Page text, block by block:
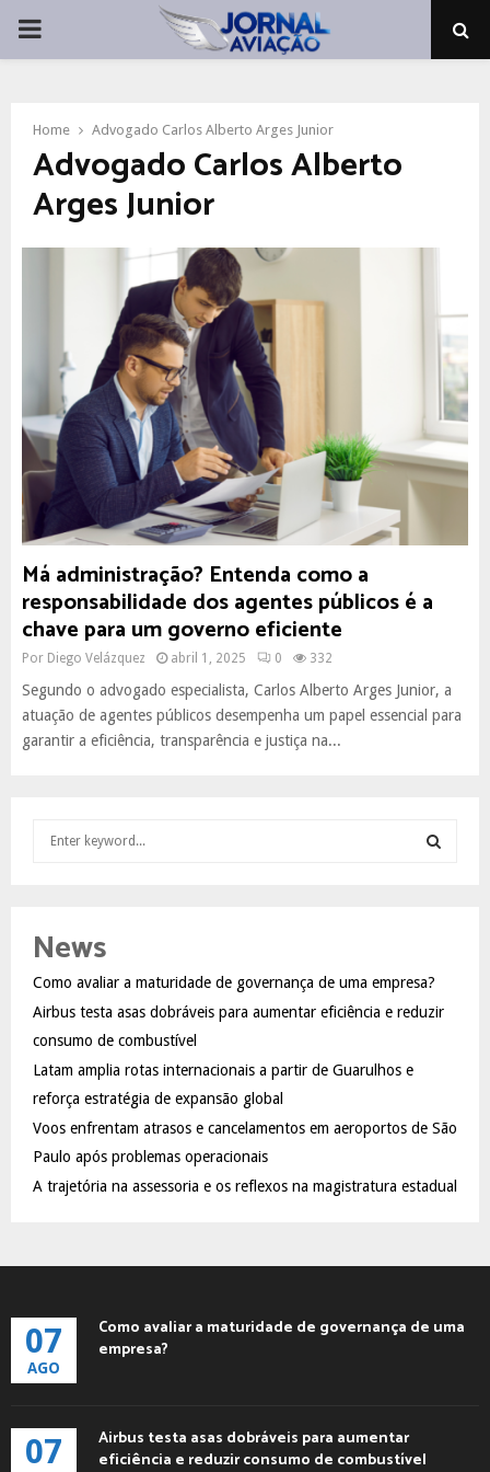
PRIMARY
Home Advogado Carlos Alberto Arges Junior
Advogado Carlos Alberto
Arges Junior
Má administração? Entenda como a
responsabilidade dos agentes públicos é a
chave para um governo eficiente
Por Diego Velázquez abril 1, 2025 0 332
Segundo o advogado especialista, Carlos Alberto Arges Junior, a
atuação de agentes públicos desempenha um papel essencial para
garantir a eficiência, transparência e justiça na...
h
o
r
:
R
News
Como avaliar a maturidade de governança de uma empresa?
Airbus testa asas dobráveis para aumentar eficiência e reduzir
consumo de combustível
Latam amplia rotas internacionais a partir de Guarulhos e
reforça estratégia de expansão global
Voos enfrentam atrasos e cancelamentos em aeroportos de São
Paulo após problemas operacionais
A trajetória na assessoria e os reflexos na magistratura estadual
07
AGO
Como avaliar a maturidade de governança de uma
empresa?
07
Airbus testa asas dobráveis para aumentar
eficiência e reduzir consumo de combustível